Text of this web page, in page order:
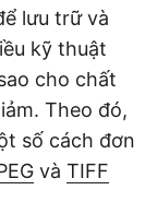
lưu trữ và
kỹ thuật
cho chất
Theo đó,
số cách đơn
và TIFF